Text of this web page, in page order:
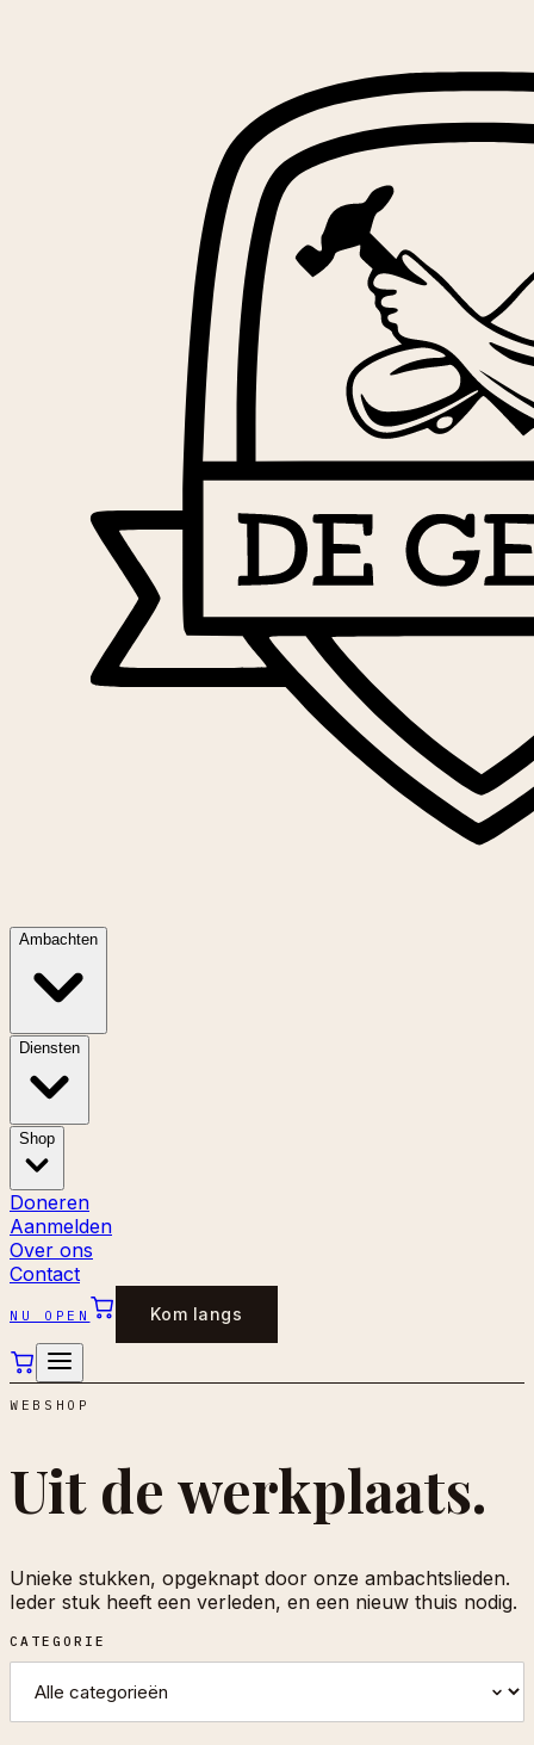
Ambachten
Diensten
Shop
Doneren
Aanmelden
Over ons
Contact
NU OPEN Kom langs
WEBSHOP
Uit de werkplaats.
Unieke stukken, opgeknapt door onze ambachtslieden.
Ieder stuk heeft een verleden, en een nieuw thuis nodig.
CATEGORIE